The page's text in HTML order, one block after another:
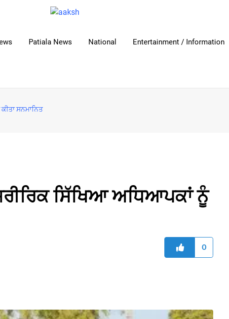
Patiala News National Entertainment / Information
ਸਨਮਾਨਿਤ
ਸਿੱਖਿਆ ਅਧਿਆਪਕਾਂ ਨੂੰ
0